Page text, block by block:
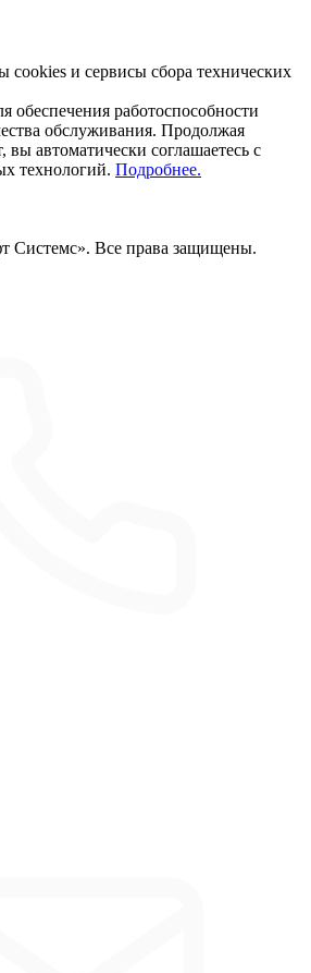
cookies и сервисы сбора технических
обеспечения работоспособности
обслуживания. Продолжая
вы автоматически соглашаетесь с
технологий. Подробнее.
Все права защищены.